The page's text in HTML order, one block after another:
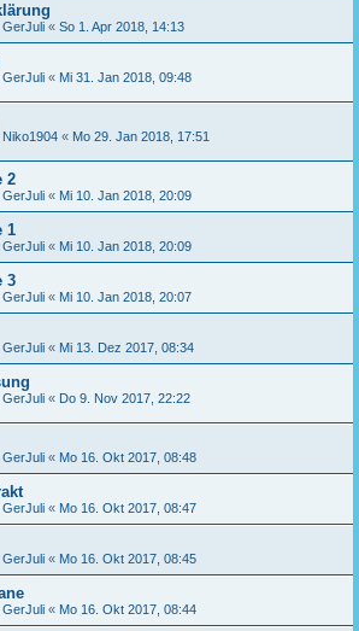
GerJuli « So 1. Apr 2018, 14:13
GerJuli « Mi 31. Jan 2018, 09:48
Niko1904 « Mo 29. Jan 2018, 17:51
2
GerJuli « Mi 10. Jan 2018, 20:09
1
GerJuli « Mi 10. Jan 2018, 20:09
3
GerJuli « Mi 10. Jan 2018, 20:07
GerJuli « Mi 13. Dez 2017, 08:34
GerJuli « Do 9. Nov 2017, 22:22
GerJuli « Mo 16. Okt 2017, 08:48
GerJuli « Mo 16. Okt 2017, 08:47
GerJuli « Mo 16. Okt 2017, 08:45
GerJuli « Mo 16. Okt 2017, 08:44